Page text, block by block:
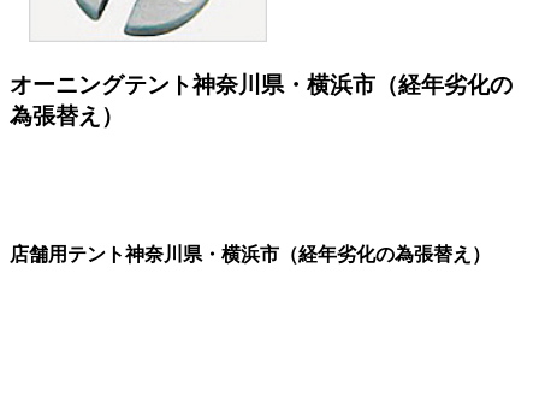
オーニングテント神奈川県・横浜市（経年劣化の
為張替え）
店舗用テント神奈川県・横浜市（経年劣化の為張替え）